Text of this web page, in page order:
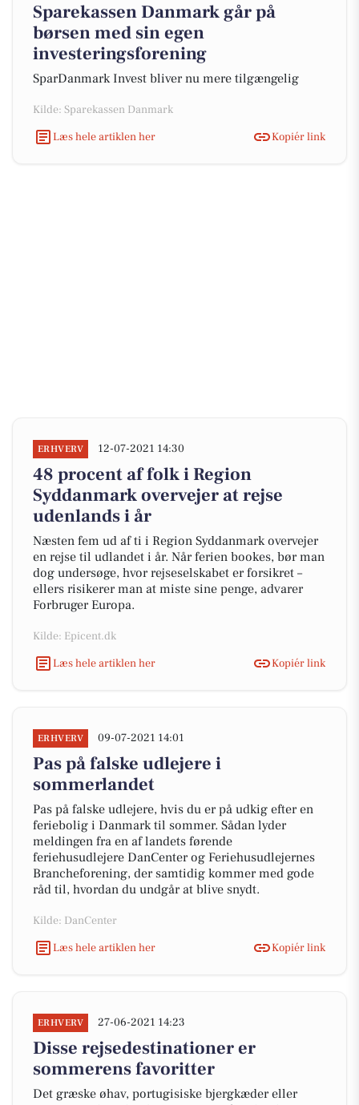
Sparekassen Danmark går på
børsen med sin egen
investeringsforening
SparDanmark Invest bliver nu mere tilgængelig
Kilde: Sparekassen Danmark
Læs hele artiklen her
Kopiér link
ERHVERV 12-07-2021 14:30
48 procent af folk i Region
Syddanmark overvejer at rejse
udenlands i år
Næsten fem ud af ti i Region Syddanmark overvejer
en rejse til udlandet i år. Når ferien bookes, bør man
dog undersøge, hvor rejseselskabet er forsikret –
ellers risikerer man at miste sine penge, advarer
Forbruger Europa.
Kilde: Epicent.dk
Læs hele artiklen her
Kopiér link
ERHVERV 09-07-2021 14:01
Pas på falske udlejere i
sommerlandet
Pas på falske udlejere, hvis du er på udkig efter en
feriebolig i Danmark til sommer. Sådan lyder
meldingen fra en af landets førende
feriehusudlejere DanCenter og Feriehusudlejernes
Brancheforening, der samtidig kommer med gode
råd til, hvordan du undgår at blive snydt.
Kilde: DanCenter
Læs hele artiklen her
Kopiér link
ERHVERV 27-06-2021 14:23
Disse rejsedestinationer er
sommerens favoritter
Det græske øhav, portugisiske bjergkæder eller